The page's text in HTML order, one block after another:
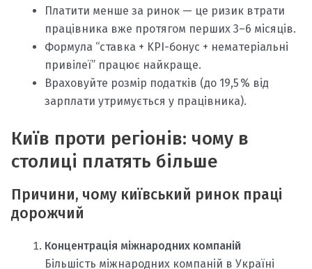
Платити менше за ринок — це ризик втрати
працівника вже протягом перших 3–6 місяців.
Формула “ставка + KPI-бонус + нематеріальні
привілеї” працює найкраще.
Враховуйте розмір податків (до 19,5 % від
зарплати утримується у працівника).
Київ проти регіонів: чому в
столиці платять більше
Причини, чому київський ринок праці
дорожчий
Концентрація міжнародних компаній
Більшість міжнародних компаній в Україні